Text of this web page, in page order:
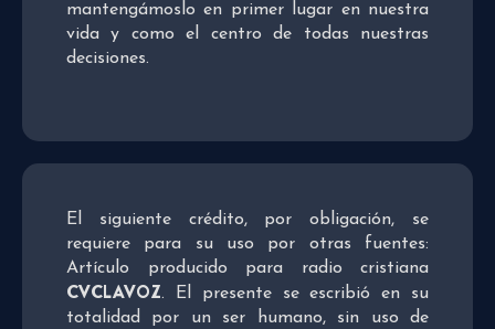
mantengámoslo en primer lugar en nuestra
vida y como el centro de todas nuestras
decisiones.
El siguiente crédito, por obligación, se
requiere para su uso por otras fuentes:
Artículo producido para radio cristiana
CVCLAVOZ. El presente se escribió en su
totalidad por un ser humano, sin uso de